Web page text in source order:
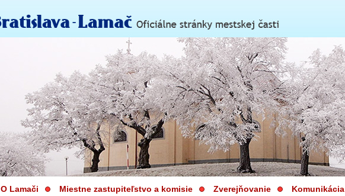
O Lamači Miestne zastupiteľstvo a komisie Zverejňovanie Komunikácia